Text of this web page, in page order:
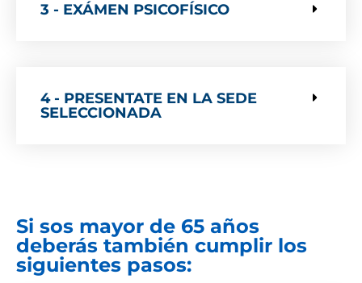
3 - EXÁMEN PSICOFÍSICO
4 - PRESENTATE EN LA SEDE
SELECCIONADA
Si sos mayor de 65 años
deberás también cumplir los
siguientes pasos: